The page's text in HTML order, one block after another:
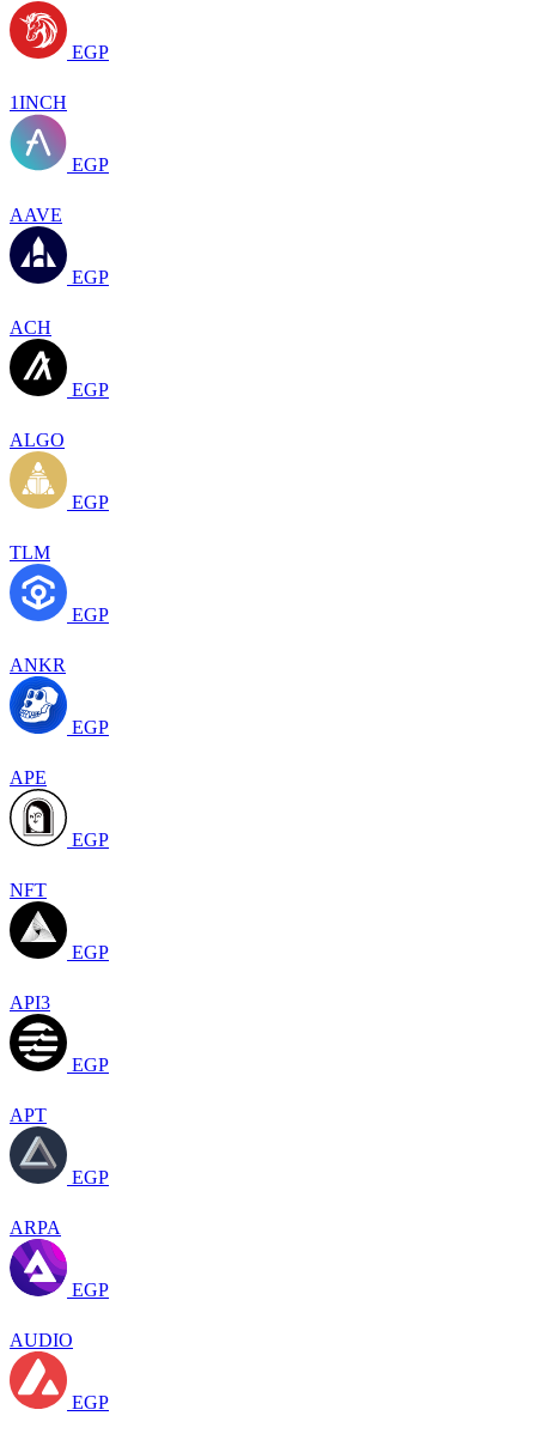
EGP
1INCH
EGP
AAVE
EGP
ACH
EGP
ALGO
EGP
TLM
EGP
ANKR
EGP
APE
EGP
NFT
EGP
API3
EGP
APT
EGP
ARPA
EGP
AUDIO
EGP